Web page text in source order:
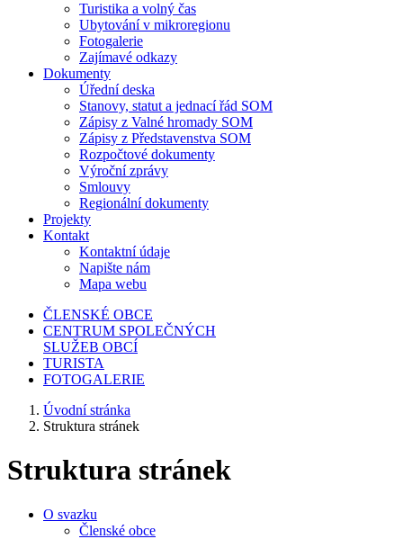
Turistika a volný čas
Ubytování v mikroregionu
Fotogalerie
Zajímavé odkazy
Dokumenty
Úřední deska
Stanovy, statut a jednací řád SOM
Zápisy z Valné hromady SOM
Zápisy z Představenstva SOM
Rozpočtové dokumenty
Výroční zprávy
Smlouvy
Regionální dokumenty
Projekty
Kontakt
Kontaktní údaje
Napište nám
Mapa webu
ČLENSKÉ OBCE
CENTRUM SPOLEČNÝCH
SLUŽEB OBCÍ
TURISTA
FOTOGALERIE
Úvodní stránka
Struktura stránek
Struktura stránek
O svazku
Členské obce